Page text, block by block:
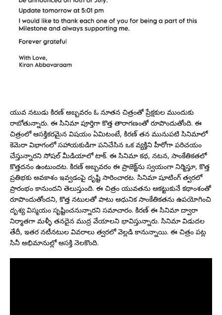
యువ నటుడు కిరణ్ అబ్బవరం ఓ నూతన చిత్రంతో ప్రేక్షకుల ముందుకు
రాబోతున్నారు. ఈ సినిమా పూర్తిగా కొత్త తారాగణంతో రూపొందుతోంది. ఈ
చిత్రంలో ఆసక్తికరమైన విషయం ఏమిటంటే, కిరణ్ తన మునుపటి సినిమాలో
కెమెరా విభాగంలో సహాయకుడిగా పనిచేసిన ఒక వ్యక్తిని హీరోగా పరిచయం
చేస్తున్నారని సోషల్ మీడియాలో టాక్. ఈ సినిమా కథ, నటన, సాంకేతికతలో
కొత్తదనం ఉంటుందట. కిరణ్ అబ్బవరం ఈ ప్రాజెక్ట్‌ను స్వయంగా నిర్మిస్తూ, కొత్త
ప్రతిభకు అవకాశం ఇవ్వడంపై దృష్టి సారించారట. సినిమా షూటింగ్ త్వరలో
ప్రారంభం కానుందని తెలుస్తుంది. ఈ చిత్రం యువతను ఆకట్టుకునే కథాంశంతో
రూపొందుతోందని, కొత్త నటులతో పాటు ఆధునిక సాంకేతికతను ఉపయోగించి
దృశ్య విస్మయం సృష్టించనున్నారని సమాచారం. కిరణ్ ఈ సినిమా ద్వారా
నిర్మాతగా మళ్ళీ తనదైన ముద్ర వేయాలని భావిస్తున్నారు. సినిమా విడుదల
తేదీ, ఇతర నటీనటుల వివరాలు త్వరలో వెల్లడి కానున్నాయి. ఈ చిత్రం పట్ల
సినీ అభిమానుల్లో ఆసక్తి నెలకొంది.